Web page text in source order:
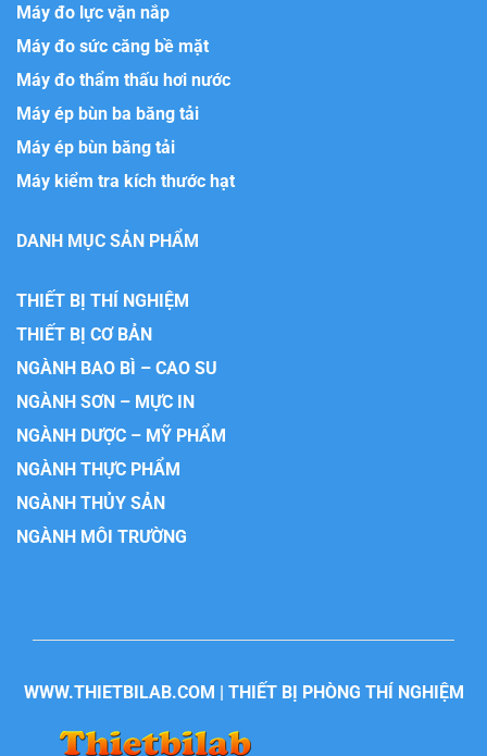
Máy đo lực vặn nắp
Máy đo sức căng bề mặt
Máy đo thẩm thấu hơi nước
Máy ép bùn ba băng tải
Máy ép bùn băng tải
Máy kiểm tra kích thước hạt
DANH MỤC SẢN PHẨM
THIẾT BỊ THÍ NGHIỆM
THIẾT BỊ CƠ BẢN
NGÀNH BAO BÌ – CAO SU
NGÀNH SƠN – MỰC IN
NGÀNH DƯỢC – MỸ PHẨM
NGÀNH THỰC PHẨM
NGÀNH THỦY SẢN
NGÀNH MÔI TRƯỜNG
WWW.THIETBILAB.COM | THIẾT BỊ PHÒNG THÍ NGHIỆM